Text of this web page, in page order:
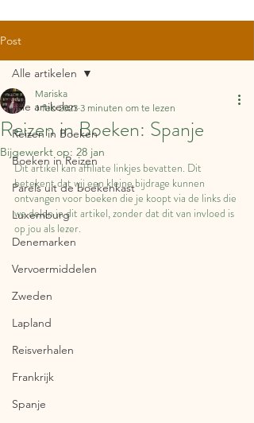
Post
Alle artikelen
Reizen in Boeken
Boeken in Reizen
Parels uit de boekenkast
Luxemburg
Denemarken
Vervoermiddelen
Zweden
Lapland
Reisverhalen
Frankrijk
Spanje
Alle artikelen
Reizen in Boeken: Spanje
Mariska
1 feb 2023 3 minuten om te lezen
Bijgewerkt op: 28 jan
Dit artikel kan affiliate linkjes bevatten. Dit
betekent dat wij een kleine bijdrage kunnen
ontvangen voor boeken die je koopt via de links die
we delen in dit artikel, zonder dat dit van invloed is
op jou als lezer.